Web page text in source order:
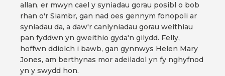
allan, er mwyn cael y syniadau gorau posibl o bob
rhan o'r Siambr, gan nad oes gennym fonopoli ar
syniadau da, a daw'r canlyniadau gorau weithiau
pan fyddwn yn gweithio gyda'n gilydd. Felly,
hoffwn ddiolch i bawb, gan gynnwys Helen Mary
Jones, am berthynas mor adeiladol yn fy nghyfnod
yn y swydd hon.